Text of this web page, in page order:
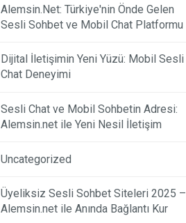
Alemsin.Net: Türkiye'nin Önde Gelen
Sesli Sohbet ve Mobil Chat Platformu
Dijital İletişimin Yeni Yüzü: Mobil Sesli
Chat Deneyimi
Sesli Chat ve Mobil Sohbetin Adresi:
Alemsin.net ile Yeni Nesil İletişim
Uncategorized
Üyeliksiz Sesli Sohbet Siteleri 2025 –
Alemsin.net ile Anında Bağlantı Kur